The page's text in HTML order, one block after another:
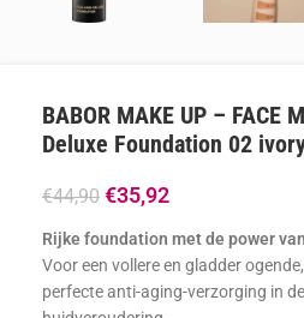
BABOR MAKE UP – FACE
Deluxe Foundation 02
€44,90 €35,92
Rijke foundation met de power
Voor een vollere en gladder
perfecte anti-aging-verzorging in